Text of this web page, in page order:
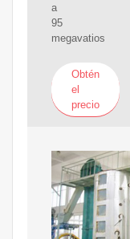
a
95
megavatios
Obtén
el
precio